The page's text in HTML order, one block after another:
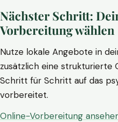
Nächster Schritt:
Vorbereitung wählen
Nutze lokale Angebote in
zusätzlich eine strukturierte
Schritt für Schritt auf das
vorbereitet.
Online-Vorbereitung